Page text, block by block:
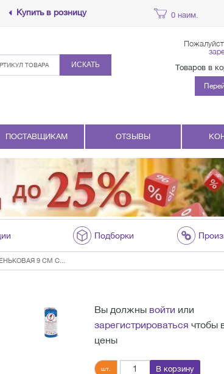
Купить в розницу 0 наим.
ИСКАТЬ Товаров в
ПОСТАВЩИКАМ ОТЗЫВЫ
Подборки
9 СМ С...
Вы должны войти или
зарегистрироваться чтобы
цены
шт. В корзину